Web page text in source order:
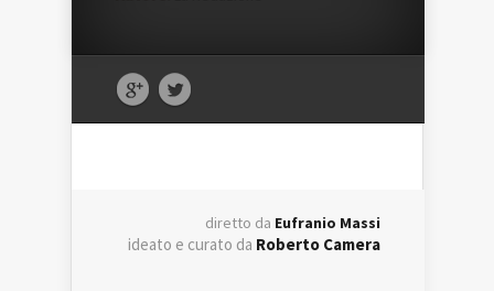
diretto da Eufranio Massi
ideato e curato da Roberto Camera